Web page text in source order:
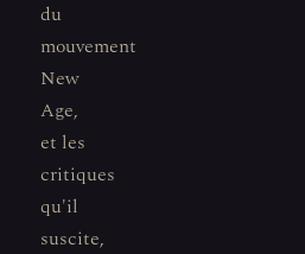
du
mouvement
New
Age,
et les
critiques
qu'il
suscite,